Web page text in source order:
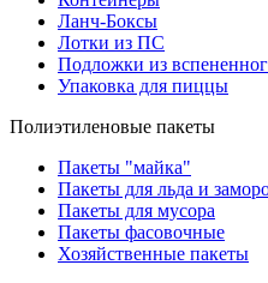
Ланч-Боксы
Лотки из ПС
Подложки из
Упаковка для пиццы
Полиэтиленовые пакеты
Пакеты "майка"
Пакеты для льда и
Пакеты для мусора
Пакеты фасовочные
Хозяйственные пакеты